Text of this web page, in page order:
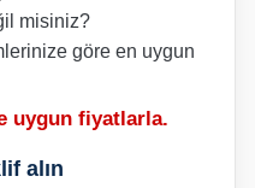
misiniz?
göre en uygun
uygun fiyatlarla.
alın